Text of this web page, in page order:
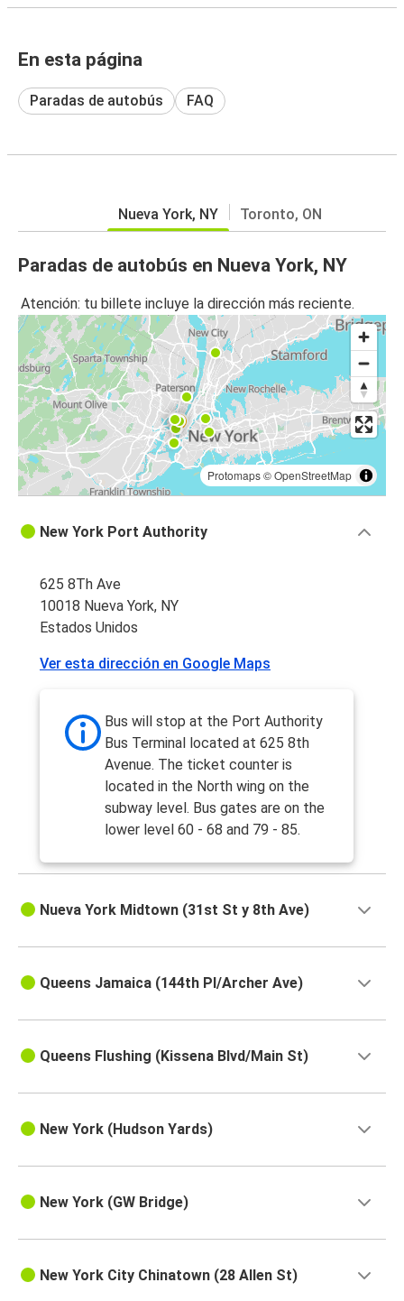
En esta página
Paradas de autobús FAQ
Nueva York, NY Toronto, ON
Paradas de autobús en Nueva York, NY
Atención: tu billete incluye la dirección más reciente.
Protomaps©OpenStreetMap
New York Port Authority
625 8Th Ave
10018 Nueva York, NY
Estados Unidos
Ver esta dirección en Google Maps
Bus will stop at the Port Authority
Bus Terminal located at 625 8th
Avenue. The ticket counter is
located in the North wing on the
subway level. Bus gates are on the
lower level 60 - 68 and 79 - 85.
Nueva York Midtown (31st St y 8th Ave)
Queens Jamaica (144th Pl/Archer Ave)
Queens Flushing (Kissena Blvd/Main St)
New York (Hudson Yards)
New York (GW Bridge)
New York City Chinatown (28 Allen St)